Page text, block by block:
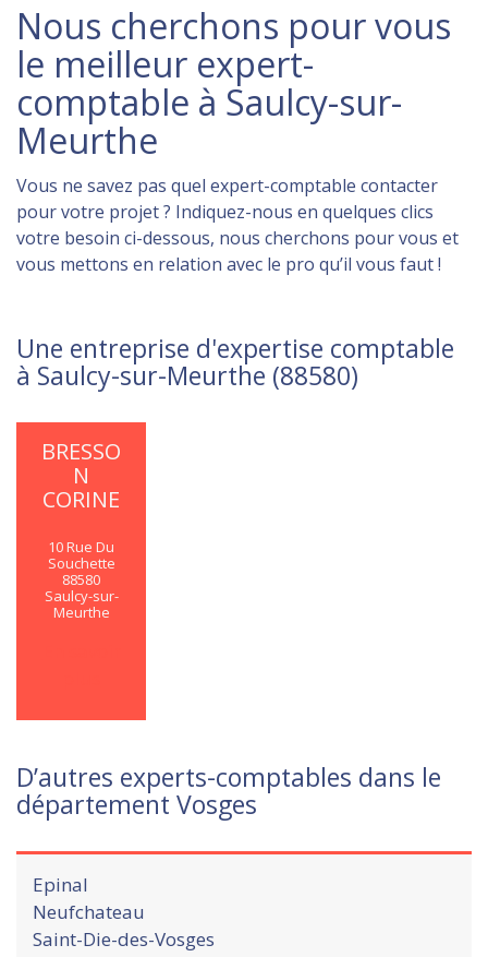
Nous cherchons pour vous
le meilleur expert-
comptable à Saulcy-sur-
Meurthe
Vous ne savez pas quel expert-comptable contacter
pour votre projet ? Indiquez-nous en quelques clics
votre besoin ci-dessous, nous cherchons pour vous et
vous mettons en relation avec le pro qu’il vous faut !
Une entreprise d'expertise comptable
à Saulcy-sur-Meurthe (88580)
BRESSO
N
CORINE
10 Rue Du
Souchette
88580
Saulcy-sur-
Meurthe
D’autres experts-comptables dans le
département Vosges
Epinal
Neufchateau
Saint-Die-des-Vosges